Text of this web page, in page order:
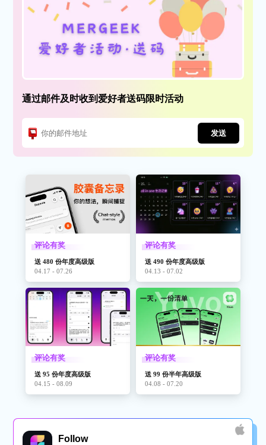
通过邮件及时收到爱好者送码限时活动
发送
评论有奖
送 480 份年度高级版
04.17 - 07.26
评论有奖
送 490 份年度高级版
04.13 - 07.02
评论有奖
送 95 份年度高级版
04.15 - 08.09
评论有奖
送 99 份半年高级版
04.08 - 07.20
Follow